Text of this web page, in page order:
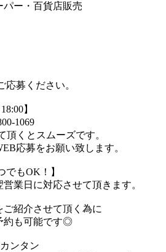
パー・百貨店販売
応募ください。
】
1069
くとスムーズです。
応募をお願い致します。
でもOK！】
業日に対応させて頂きます。
紹介させて頂く為に
約も可能です◎
ンタン